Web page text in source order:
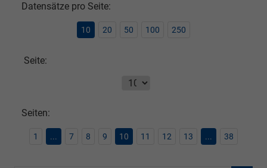
Datensätze pro Seite:
10 20 50 100 250
Seite:
Seiten:
1 ... 7 8 9 10 11 12 13 ... 38